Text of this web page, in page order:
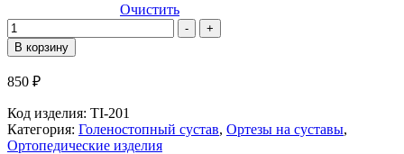
Очистить
Количество
товара
TI-
201
Бандаж
на
голеностоп
-
+
В корзину
850 ₽
Код изделия: TI-201
Категория: Голеностопный сустав, Ортезы на суставы,
Ортопедические изделия